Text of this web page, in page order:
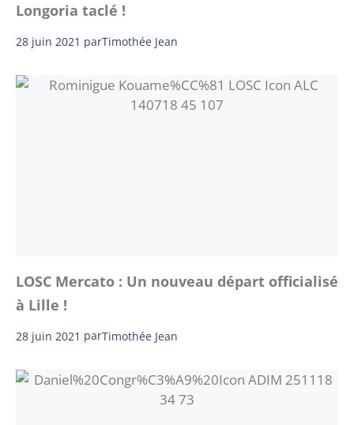
Longoria taclé !
28 juin 2021 parTimothée Jean
LOSC Mercato : Un nouveau départ officialisé
à Lille !
28 juin 2021 parTimothée Jean